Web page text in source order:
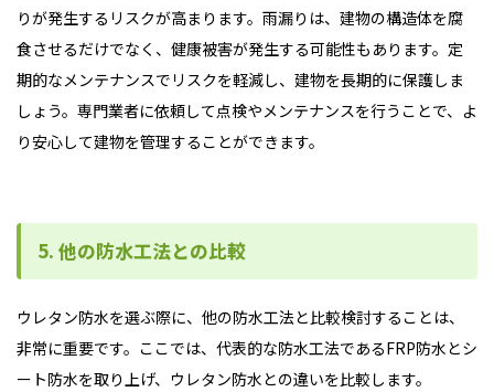
りが発生するリスクが高まります。雨漏りは、建物の構造体を腐
食させるだけでなく、 健康被害が発生する可能性もあります。定
期的なメンテナンスでリスクを軽減し、建物を長期的に保護しま
しょう。 専門業者に依頼して点検やメンテナンスを行うことで、よ
り安心して建物を管理することができます。
5. 他の防水工法との比較
ウレタン防水を選ぶ際に、他の防水工法と比較検討することは、
非常に重要です。ここでは、代表的な防水工法であるFRP防水とシ
ート防水を取り上げ、ウレタン防水との違いを比較します。